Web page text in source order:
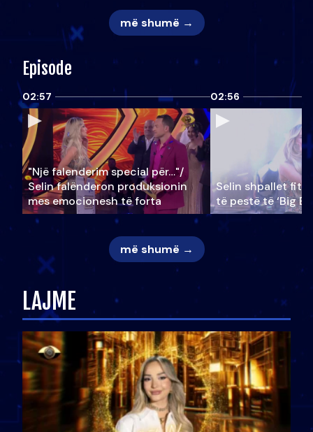
më shumë →
Episode
02:57
"Një falenderim special për…"/
Selin falënderon produksionin
mes emocionesh të forta
02:56
Selin shpallet
të pestë të ‘Big
më shumë →
LAJME